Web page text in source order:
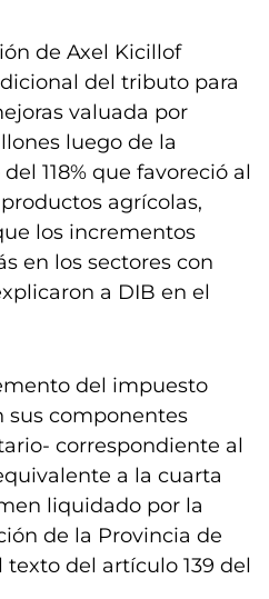
de Axel Kicillof
del tributo para
valuada por
luego de la
118% que favoreció al
agrícolas,
los incrementos
en los sectores con
a DIB en el
del impuesto
sus componentes
correspondiente al
a la cuarta
liquidado por la
de la Provincia de
texto del artículo 139 del